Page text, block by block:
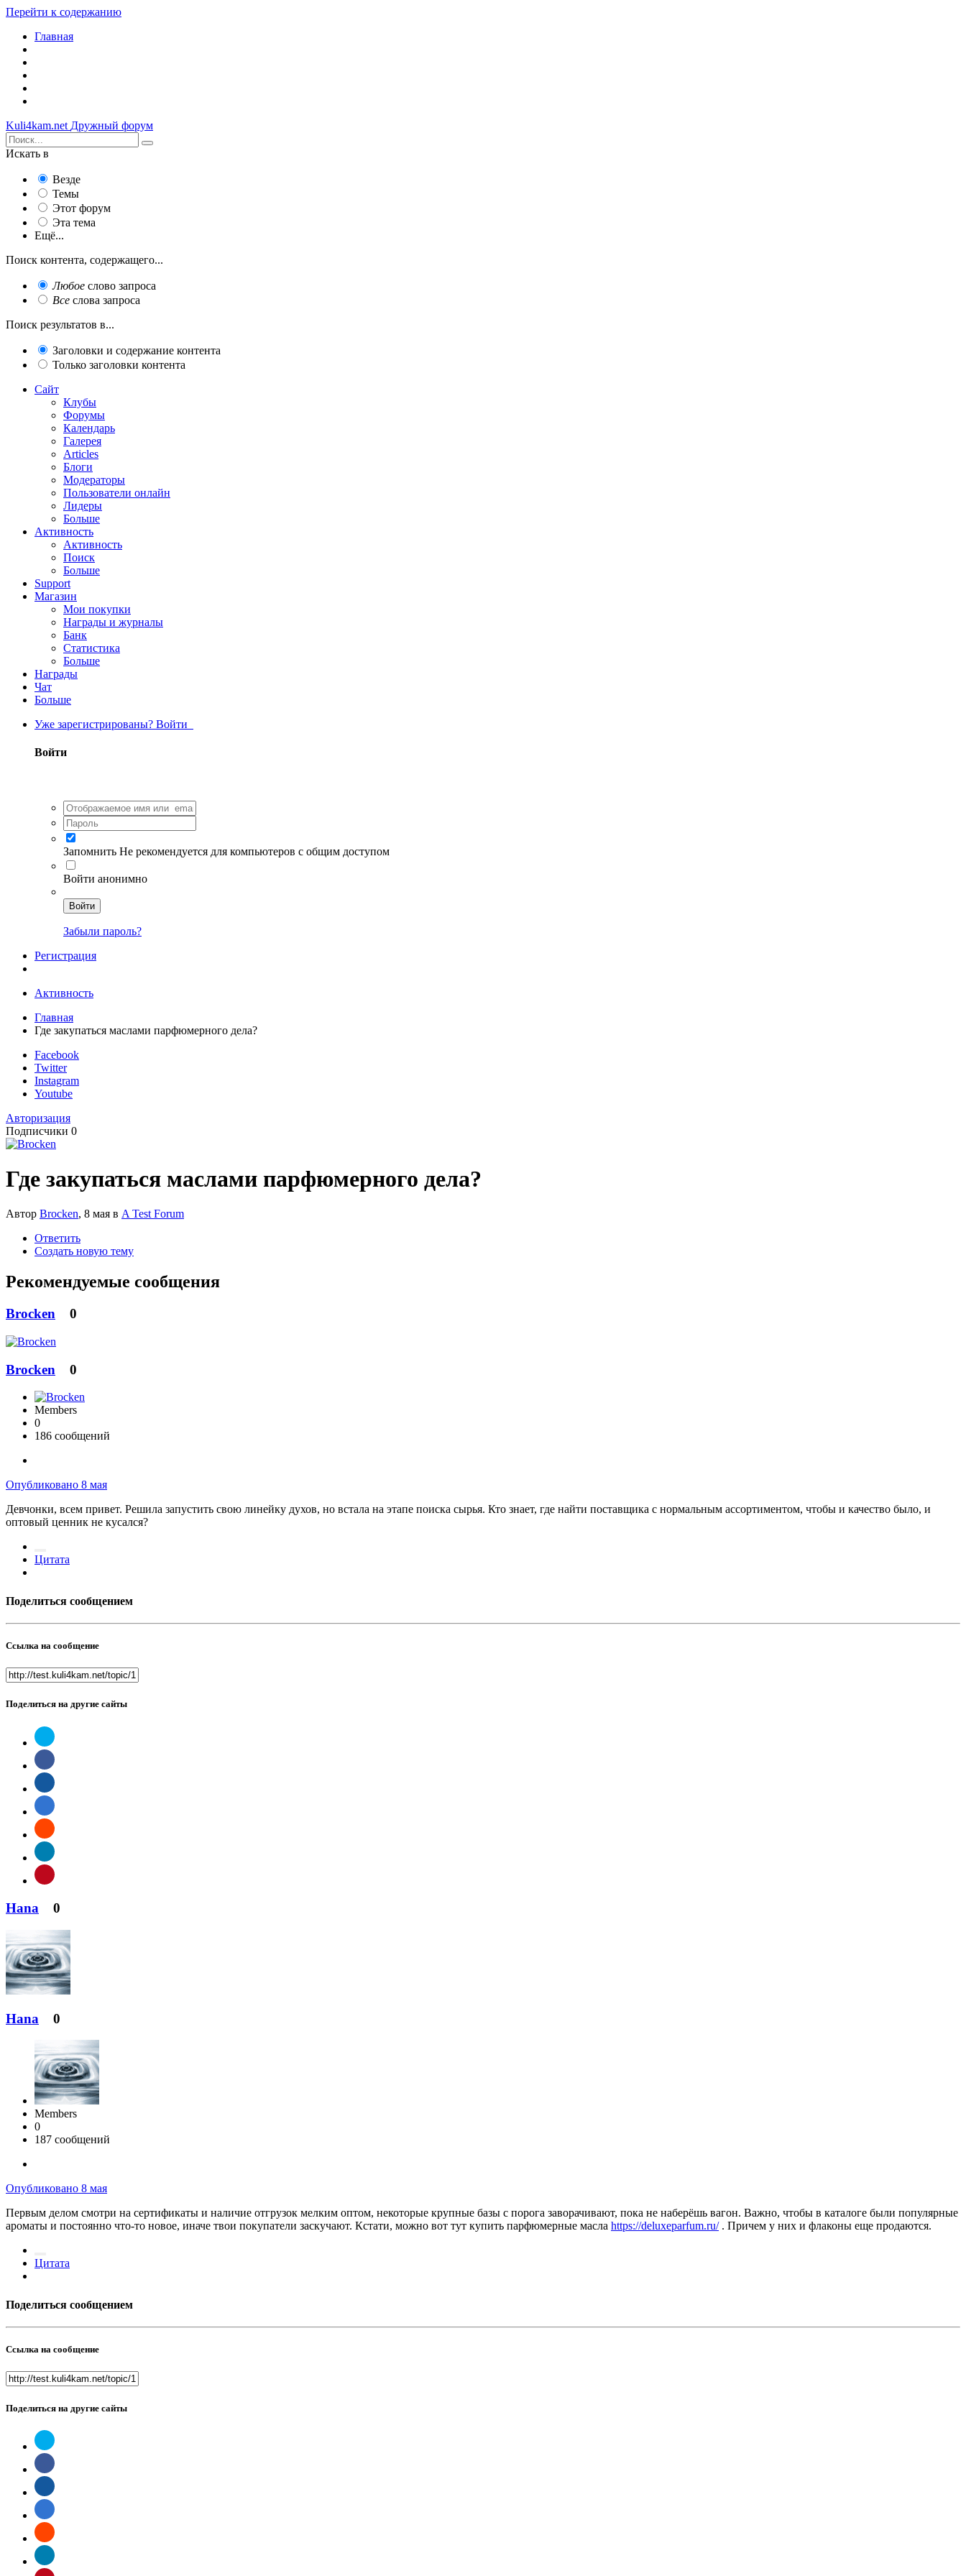
Перейти к содержанию
Главная
Kuli4kam.net Дружный форум
Искать в
Везде
Темы
Этот форум
Эта тема
Ещё...
Поиск контента, содержащего...
Любое слово запроса
Все слова запроса
Поиск результатов в...
Заголовки и содержание контента
Только заголовки контента
Сайт
Клубы
Форумы
Календарь
Галерея
Articles
Блоги
Модераторы
Пользователи онлайн
Лидеры
Больше
Активность
Активность
Поиск
Больше
Support
Магазин
Мои покупки
Награды и журналы
Банк
Статистика
Больше
Награды
Чат
Больше
Уже зарегистрированы? Войти
Войти
Запомнить Не рекомендуется для компьютеров с общим доступом
Войти анонимно
Войти
Забыли пароль?
Регистрация
Активность
Главная
Где закупаться маслами парфюмерного дела?
Facebook
Twitter
Instagram
Youtube
Авторизация
Подписчики 0
Где закупаться маслами парфюмерного дела?
Автор Brocken, 8 мая в A Test Forum
Ответить
Создать новую тему
Рекомендуемые сообщения
Brocken 0
Brocken 0
Members
0
186 сообщений
Опубликовано 8 мая
Девчонки, всем привет. Решила запустить свою линейку духов, но встала на этапе поиска сырья. Кто знает, где найти поставщика с нормальным ассортиментом, чтобы и качество было, и
оптовый ценник не кусался?
Цитата
Поделиться сообщением
Ссылка на сообщение
Поделиться на другие сайты
Hana 0
Hana 0
Members
0
187 сообщений
Опубликовано 8 мая
Первым делом смотри на сертификаты и наличие отгрузок мелким оптом, некоторые крупные базы с порога заворачивают, пока не наберёшь вагон. Важно, чтобы в каталоге были популярные
ароматы и постоянно что-то новое, иначе твои покупатели заскучают. Кстати, можно вот тут купить парфюмерные масла https://deluxeparfum.ru/. Причем у них и флаконы еще продаются.
Цитата
Поделиться сообщением
Ссылка на сообщение
Поделиться на другие сайты